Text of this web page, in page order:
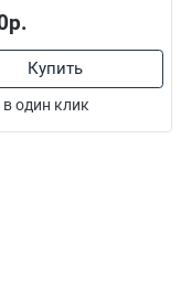
Купить
в один клик